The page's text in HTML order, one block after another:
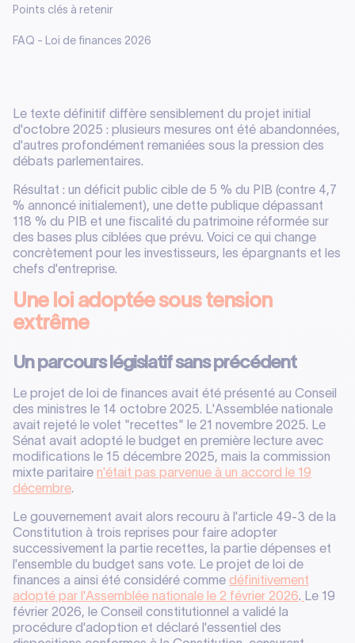
Points clés à retenir
FAQ - Loi de finances 2026
Le texte définitif diffère sensiblement du projet initial
d'octobre 2025 : plusieurs mesures ont été abandonnées,
d'autres profondément remaniées sous la pression des
débats parlementaires.
Résultat : un déficit public cible de 5 % du PIB (contre 4,7
% annoncé initialement), une dette publique dépassant
118 % du PIB et une fiscalité du patrimoine réformée sur
des bases plus ciblées que prévu. Voici ce qui change
concrètement pour les investisseurs, les épargnants et les
chefs d'entreprise.
Une loi adoptée sous tension
extrême
Un parcours législatif sans précédent
Le projet de loi de finances avait été présenté au Conseil
des ministres le 14 octobre 2025. L'Assemblée nationale
avait rejeté le volet "recettes" le 21 novembre 2025. Le
Sénat avait adopté le budget en première lecture avec
modifications le 15 décembre 2025, mais la commission
mixte paritaire n'était pas parvenue à un accord le 19
décembre
Le gouvernement avait alors recouru à l'article 49-3 de la
Constitution à trois reprises pour faire adopter
successivement la partie recettes, la partie dépenses et
l'ensemble du budget sans vote. Le projet de loi de
finances a ainsi été considéré comme définitivement
adopté par l'Assemblée nationale le 2 février 2026 Le 19
février 2026, le Conseil constitutionnel a validé la
procédure d'adoption et déclaré l'essentiel des